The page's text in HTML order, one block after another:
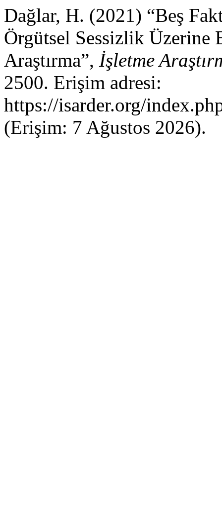
Dağlar, H. (2021) “Beş
Örgütsel Sessizlik
Araştırma”, İşletme
2500. Erişim adresi:
https://isarder.org/
(Erişim: 7 Ağustos 2026).